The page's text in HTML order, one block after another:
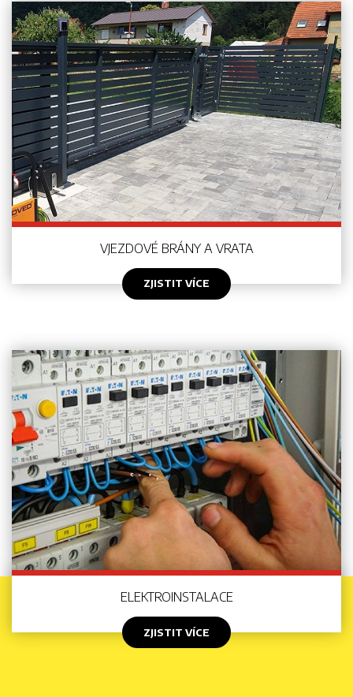
VJEZDOVÉ BRÁNY A VRATA
ZJISTIT VÍCE
ELEKTROINSTALACE
ZJISTIT VÍCE